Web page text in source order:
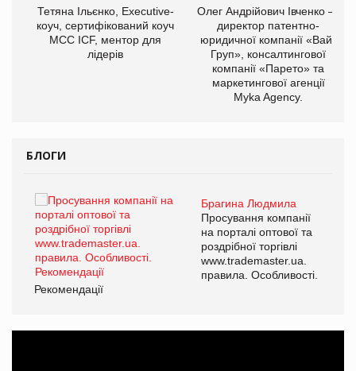
Тетяна Ільєнко, Executive-
коуч, сертифікований коуч
МСС ICF, ментор для
лідерів
Олег Андрійович Івченко —
директор патентно-
юридичної компанії «Вайз
Груп», консалтингової
компанії «Парето» та
маркетингової агенції
Myka Agency.
БЛОГИ
Брагина Людмила
Просування компанії
на порталі оптової та
роздрібної торгівлі
www.trademaster.ua.
правила. Особливості.
Рекомендації